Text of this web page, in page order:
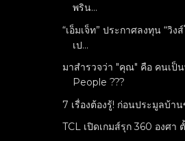
พริน...
“เอ็มเจ็ท” ประกาศลงทุน “วิง
เป...
มาสำรวจว่า "คุณ" คือ คนเป็
People ???
7 เรื่องต้องรู้! ก่อนประมูลบ้า
TCL เปิดเกมส์รุก 360 องศา